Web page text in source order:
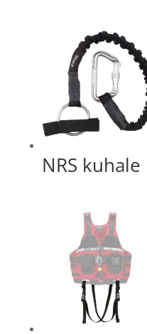
NRS kuhale